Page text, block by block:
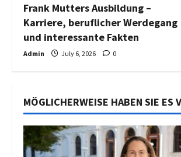
Frank Mutters Ausbildung –
Karriere, beruflicher Werdegang
und interessante Fakten
Admin July 6, 2026 0
MÖGLICHERWEISE HABEN SIE ES